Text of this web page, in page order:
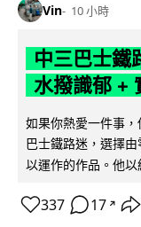
Vin 10 小時
中三巴士鐵
水撥識郁 +
如果你熱愛一件事
巴士鐵路迷，選擇
以運作的作品。他
337 17 ↗